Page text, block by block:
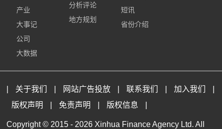
产业
大事记
公司
大数据
分析评论
地方规划
短讯
省份介绍
关于我们 网站广告投放 联系我们 加入我们
版权声明
免责声明 版权信息
Copyright © 2015 - 2026 Xinhua Finance Agency Ltd. All